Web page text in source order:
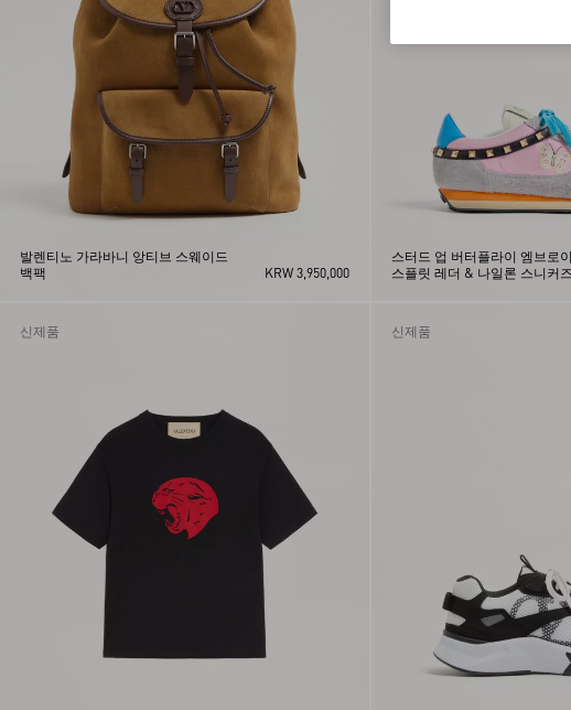
XS
XXL
발렌티노 가라바니 앙티브 스웨이드
백팩
KRW 3,950,000
스터드 업 버터플라이 엠브로
스플릿 레더 & 나일론 스니커즈
신제품 신제품